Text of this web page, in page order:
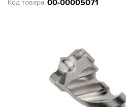
Код товара: 00-00005071